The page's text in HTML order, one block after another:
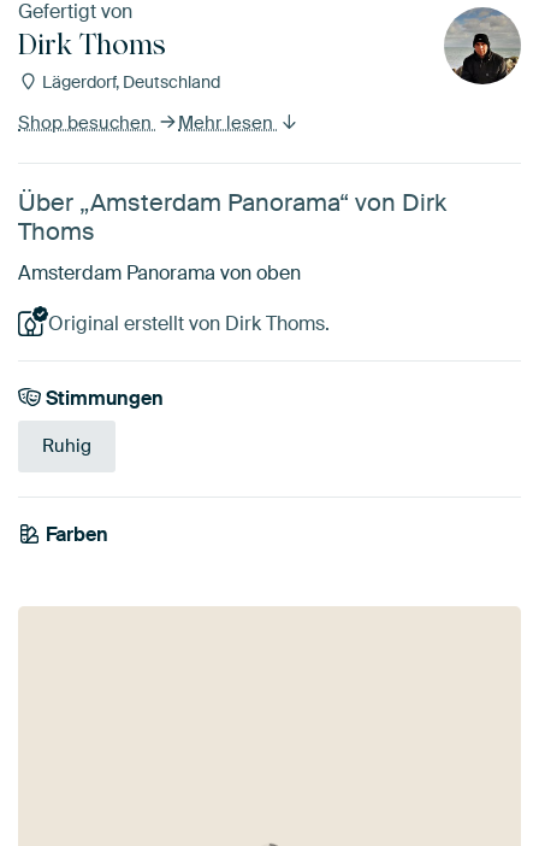
Gefertigt von
Dirk Thoms
Lägerdorf, Deutschland
Shop besuchen Mehr lesen
Über „Amsterdam Panorama“ von Dirk
Thoms
Amsterdam Panorama von oben
Original erstellt von Dirk Thoms.
Stimmungen
Ruhig
Farben
Grau
Early Dew
Blau